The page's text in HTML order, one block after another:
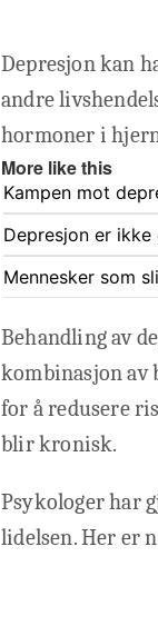
Depresjon kan
andre
hormoner i
More like this
Kampen mot
Depresjon er
Mennesker som
Behandling av
kombinasjon av
for å redusere
blir kronisk.
Psykologer har
lidelsen. Her er